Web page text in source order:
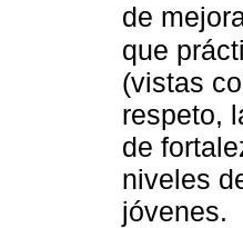
de
que
(vistas
respeto,
de
niveles
jóvenes.